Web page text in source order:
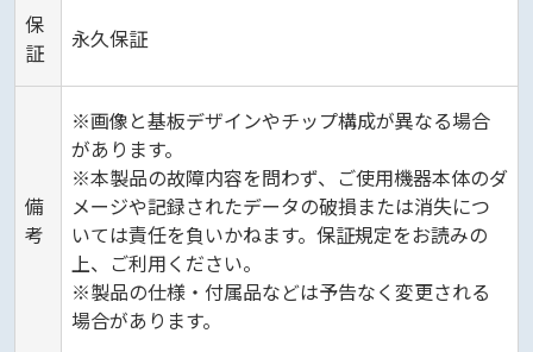
保
証
永久保証
備
考
※画像と基板デザインやチップ構成が異なる場合
があります。
※本製品の故障内容を問わず、ご使用機器本体のダ
メージや記録されたデータの破損または消失につ
いては責任を負いかねます。保証規定をお読みの
上、ご利用ください。
※製品の仕様・付属品などは予告なく変更される
場合があります。